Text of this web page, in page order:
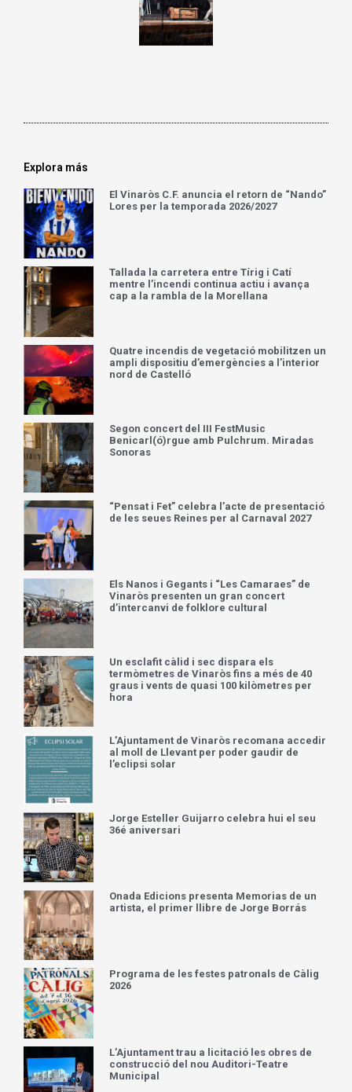
Explora más
El Vinaròs C.F. anuncia el retorn de “Nando”
Lores per la temporada 2026/2027
Tallada la carretera entre Tírig i Catí
mentre l’incendi continua actiu i avança
cap a la rambla de la Morellana
Quatre incendis de vegetació mobilitzen un
ampli dispositiu d’emergències a l’interior
nord de Castelló
Segon concert del III FestMusic
Benicarl(ó)rgue amb Pulchrum. Miradas
Sonoras
“Pensat i Fet” celebra l’acte de presentació
de les seues Reines per al Carnaval 2027
Els Nanos i Gegants i “Les Camaraes” de
Vinaròs presenten un gran concert
d’intercanvi de folklore cultural
Un esclafit càlid i sec dispara els
termòmetres de Vinaròs fins a més de 40
graus i vents de quasi 100 kilòmetres per
hora
L’Ajuntament de Vinaròs recomana accedir
al moll de Llevant per poder gaudir de
l’eclipsi solar
Jorge Esteller Guijarro celebra hui el seu
36é aniversari
Onada Edicions presenta Memorias de un
artista, el primer llibre de Jorge Borrás
Programa de les festes patronals de Càlig
2026
L’Ajuntament trau a licitació les obres de
construcció del nou Auditori-Teatre
Municipal